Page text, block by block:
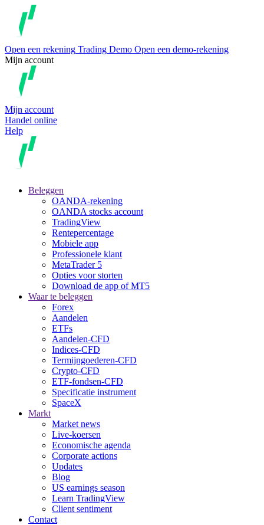
Open een rekening Trading Demo Open een demo-rekening
Mijn account
Mijn account
Handel online
Help
Beleggen
OANDA-rekening
OANDA stocks account
TradingView
Rentepercentage
Mobiele app
Professionele klant
MetaTrader 5
Opties voor storten
Download de app of MT5
Waar te beleggen
Forex
Aandelen
ETFs
Aandelen-CFD
Indices-CFD
Termijngoederen-CFD
Crypto-CFD
ETF-fondsen-CFD
Specificatie instrument
SpaceX
Markt
Market news
Live-koersen
Economische agenda
Corporate actions
Updates
Blog
US earnings season
Learn TradingView
Client sentiment
Contact